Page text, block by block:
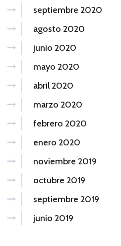
septiembre 2020
agosto 2020
junio 2020
mayo 2020
abril 2020
marzo 2020
febrero 2020
enero 2020
noviembre 2019
octubre 2019
septiembre 2019
junio 2019